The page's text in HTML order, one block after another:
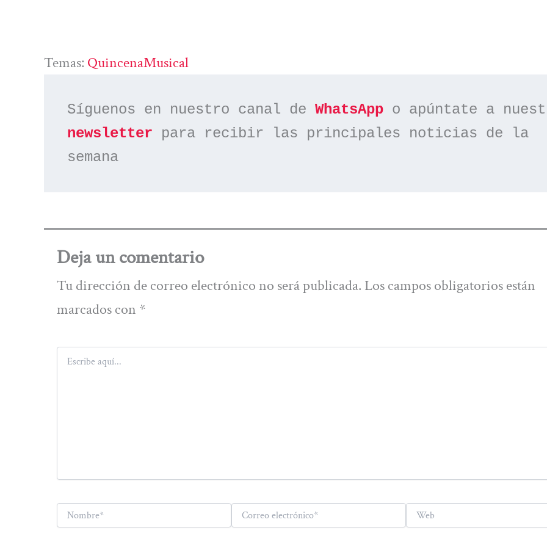
Temas: QuincenaMusical
Síguenos en nuestro canal de WhatsApp
newsletter para recibir las principales noticias de la
semana
Deja un comentario
Tu dirección de correo electrónico no será publicada. Los campos obligatorios están
marcados con *
Escribe
aquí...
electrónico*